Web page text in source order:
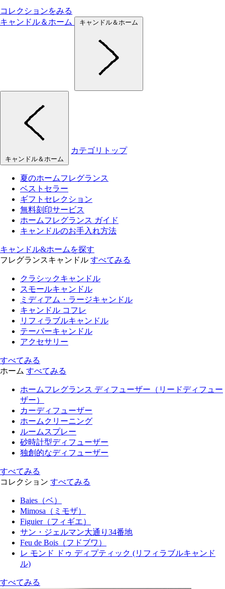
コレクションをみる
キャンドル＆ホーム
キャンドル＆ホーム
キャンドル＆ホーム
カテゴリトップ
夏のホームフレグランス
ベストセラー
ギフトセレクション
無料刻印サービス
ホームフレグランス ガイド
キャンドルのお手入れ方法
キャンドル&ホームを探す
フレグランスキャンドル すべてみる
クラシックキャンドル
スモールキャンドル
ミディアム・ラージキャンドル
キャンドル コフレ
リフィラブルキャンドル
テーパーキャンドル
アクセサリー
すべてみる
ホーム すべてみる
ホームフレグランス ディフューザー（リードディフュー
ザー）
カーディフューザー
ホームクリーニング
ルームスプレー
砂時計型ディフューザー
独創的なディフューザー
すべてみる
コレクション すべてみる
Baies（ベ）
Mimosa（ミモザ）
Figuier（フィギエ）
サン・ジェルマン大通り34番地
Feu de Bois（フドブワ）
レ モンド ドゥ ディプティック (リフィラブルキャンド
ル)
すべてみる